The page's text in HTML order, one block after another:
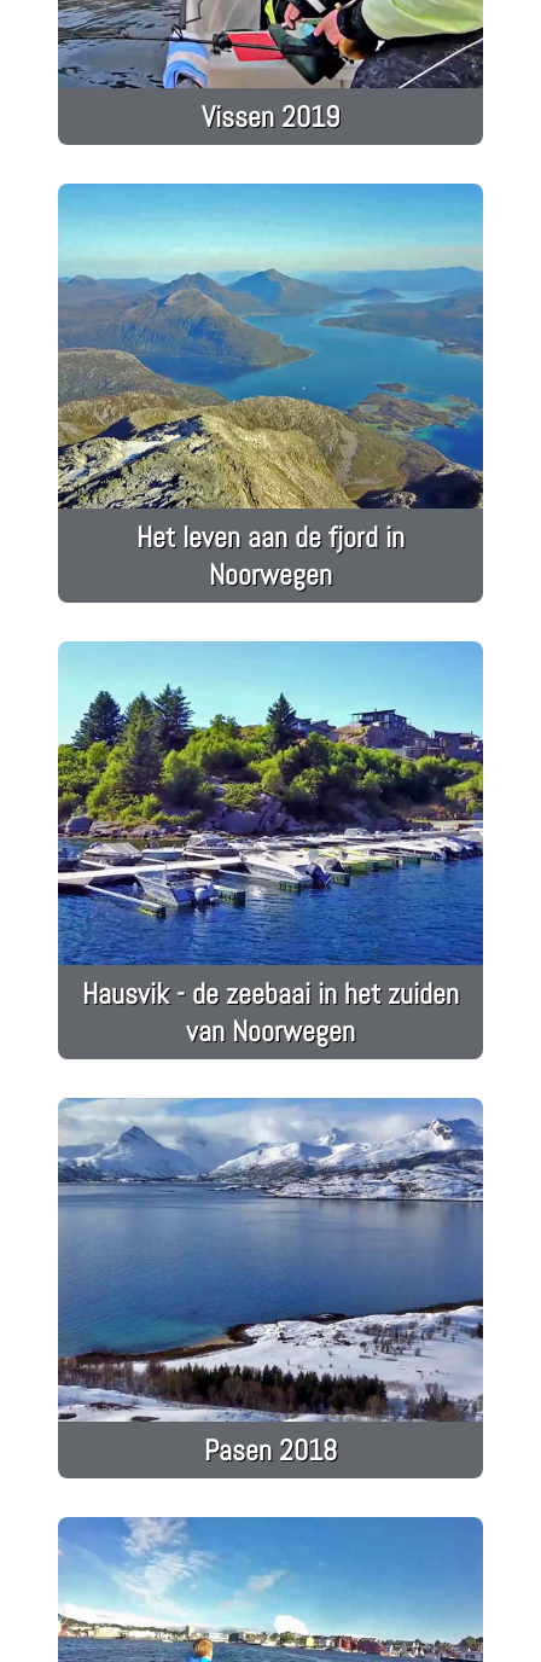
Vissen 2019
Het leven aan de fjord in
Noorwegen
Hausvik - de zeebaai in het zuiden
van Noorwegen
Pasen 2018